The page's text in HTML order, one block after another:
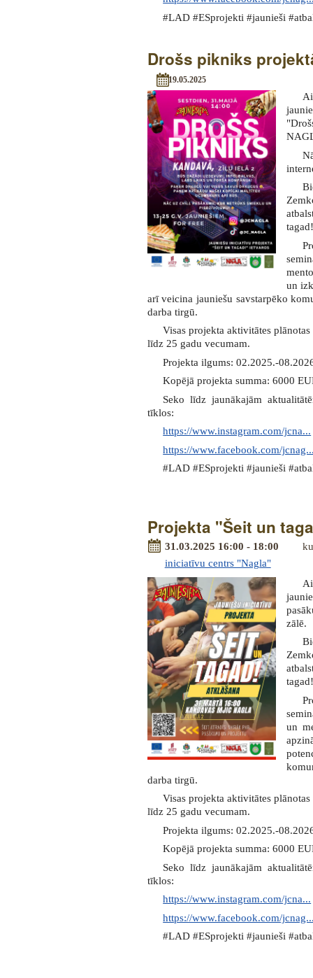
#LAD #ESprojekti #jaunieši
Drošs pikniks
19.05.2025
un
arī veicina jauniešu savstarpēko
darba tirgū.
Visas projekta aktivitātes
līdz 25 gadu vecumam.
Projekta ilgums: 02.2025.-
Kopējā projekta summa: 6000
Seko līdz jaunākajām
tīklos:
https://www.instagram.com/jcna...
https://www.facebook.com/
#LAD #ESprojekti #jaunieši
Projekta "Šeit un
31.03.2025 16:00 - 18:00
iniciatīvu centrs "Nagla"
zālē.
un
darba tirgū.
Visas projekta aktivitātes
līdz 25 gadu vecumam.
Projekta ilgums: 02.2025.-
Kopējā projekta summa: 6000
Seko līdz jaunākajām
tīklos:
https://www.instagram.com/jcna...
https://www.facebook.com/
#LAD #ESprojekti #jaunieši